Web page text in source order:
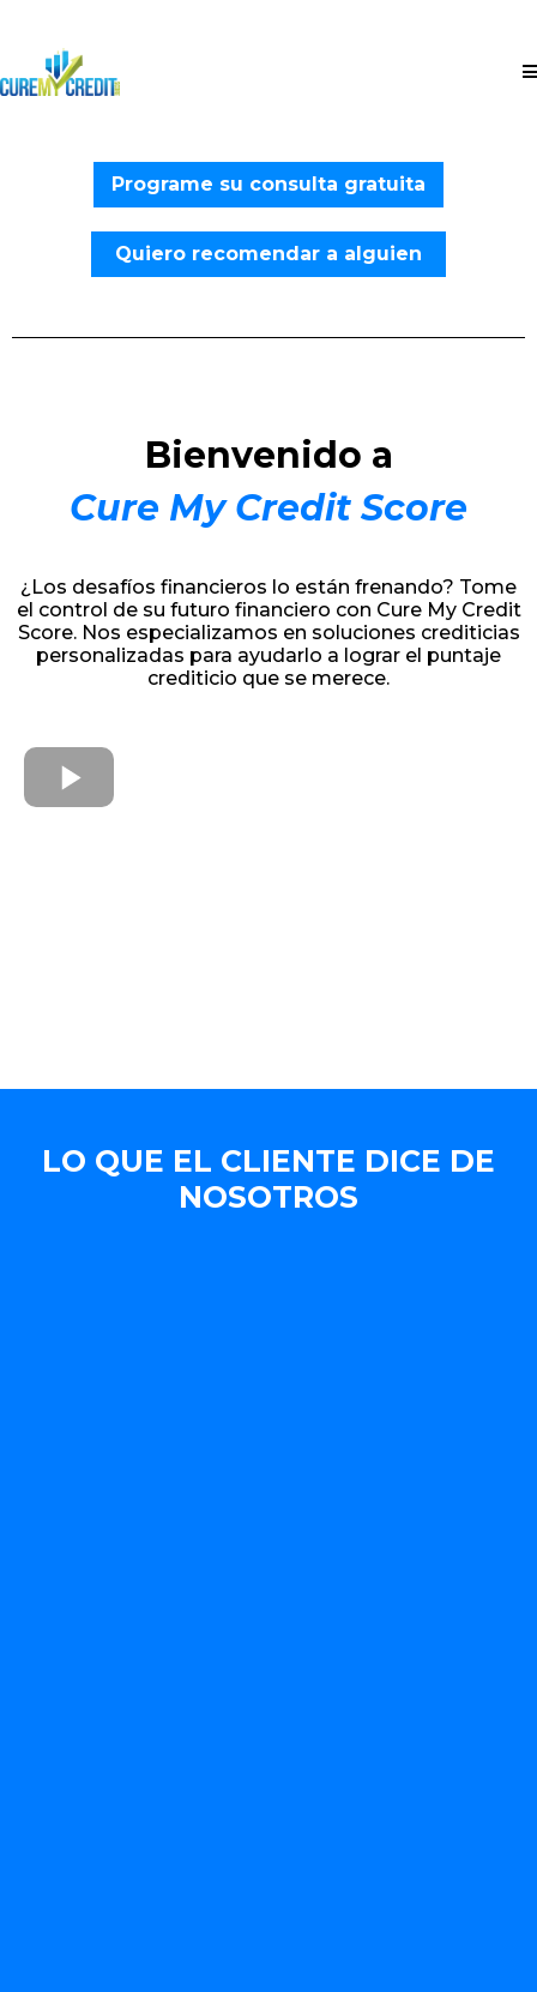
Programe su consulta gratuita
Quiero recomendar a alguien
Bienvenido a
Cure My Credit Score
¿Los desafíos financieros lo están frenando? Tome
el control de su futuro financiero con Cure My Credit
Score. Nos especializamos en soluciones crediticias
personalizadas para ayudarlo a lograr el puntaje
crediticio que se merece.
LO QUE EL CLIENTE DICE DE
NOSOTROS